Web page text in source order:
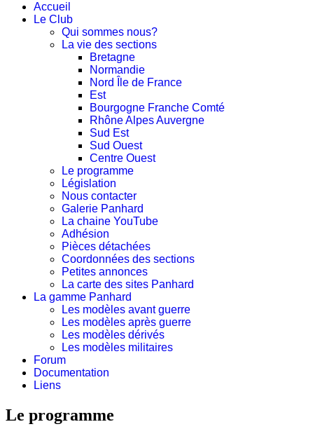
Accueil
Le Club
Qui sommes nous?
La vie des sections
Bretagne
Normandie
Nord Île de France
Est
Bourgogne Franche Comté
Rhône Alpes Auvergne
Sud Est
Sud Ouest
Centre Ouest
Le programme
Législation
Nous contacter
Galerie Panhard
La chaine YouTube
Adhésion
Pièces détachées
Coordonnées des sections
Petites annonces
La carte des sites Panhard
La gamme Panhard
Les modèles avant guerre
Les modèles après guerre
Les modèles dérivés
Les modèles militaires
Forum
Documentation
Liens
Le programme